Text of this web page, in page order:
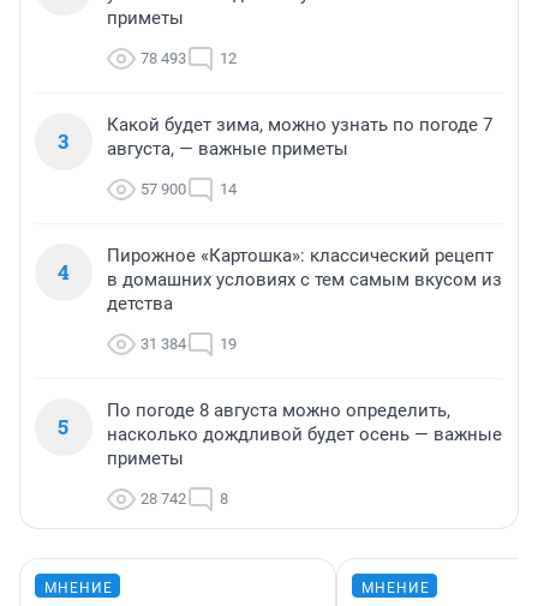
приметы
78 493 12
3
Какой будет зима, можно узнать по погоде 7
августа, — важные приметы
57 900 14
4
Пирожное «Картошка»: классический рецепт
в домашних условиях с тем самым вкусом из
детства
31 384 19
5
По погоде 8 августа можно определить,
насколько дождливой будет осень — важные
приметы
28 742 8
МНЕНИЕ МНЕНИЕ